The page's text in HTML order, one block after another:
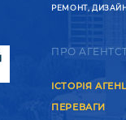
РЕМОНТ,
ПРО
ІСТОРІЯ
ПЕРЕВАГИ